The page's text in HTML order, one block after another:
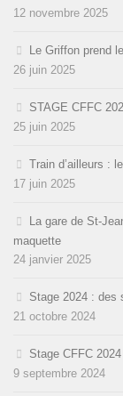
12 novembre 2025
Le Griffon prend
26 juin 2025
STAGE CFFC
25 juin 2025
Train d’ailleurs :
17 juin 2025
La gare de St-
maquette
24 janvier 2025
Stage 2024 : des
21 octobre 2024
Stage CFFC
9 septembre 2024